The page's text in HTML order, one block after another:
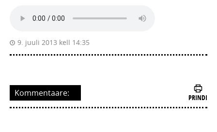
9. juuli 2013 kell 14:35
Kommentaare: PRINDI